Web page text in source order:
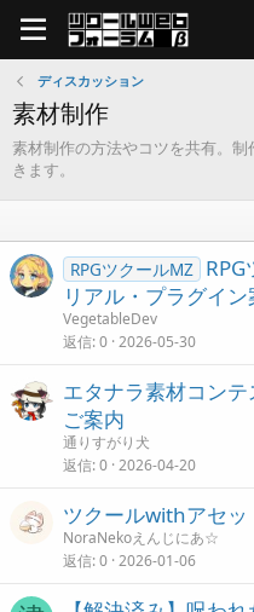
ディスカッション
素材制作
素材制作の方法やコツを共有。
きます。
RPGツクールMZ
リアル・プラグイ
VegetableDev
返信 0 2026-05-30
エタナラ素材コン
ご案内
通りすがり犬
返信 0 2026-04-20
ツクールwithアセッ
NoraNekoえんじにあ☆
返信 0 2026-01-06